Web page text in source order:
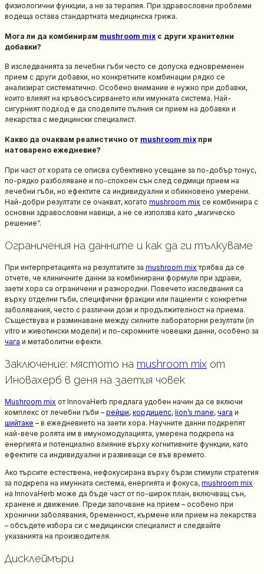
физиологични функции, а не за терапия. При здравословни проблеми
водеща остава стандартната медицинска грижа.
Мога ли да комбинирам mushroom mix с други хранителни
добавки?
В изследванията за лечебни гъби често се допуска едновременен
прием с други добавки, но конкретните комбинации рядко се
анализират систематично. Особено внимание е нужно при добавки,
които влияят на кръвосъсирването или имунната система. Най-
сигурният подход е да споделите пълния си прием на добавки и
лекарства с медицински специалист.
Какво да очаквам реалистично от mushroom mix при
натоварено ежедневие?
При част от хората се описва субективно усещане за по-добър тонус,
по-рядко разболяване и по-спокоен сън след седмици прием на
лечебни гъби, но ефектите са индивидуални и обикновено умерени.
Най-добри резултати се очакват, когато mushroom mix се комбинира с
основни здравословни навици, а не се използва като „магическо
решение“.
Ограничения на данните и как да ги тълкуваме
При интерпретацията на резултатите за mushroom mix трябва да се
отчете, че клиничните данни за комбинирани формули при здрави,
заети хора са ограничени и разнородни. Повечето изследвания са
върху отделни гъби, специфични фракции или пациенти с конкретни
заболявания, често с различни дози и продължителност на приема.
Съществува и разминаване между силните лабораторни резултати (in
vitro и животински модели) и по-скромните човешки данни, особено за
чага и метаболитни ефекти.
Заключение: мястото на mushroom mix от
Иновахерб в деня на заетия човек
Mushroom mix от InnovaHerb предлага удобен начин да се включи
комплекс от лечебни гъби – рейши, кордицепс, lion’s mane, чага и
шийтаке – в ежедневието на заети хора. Научните данни подкрепят
най-вече ролята им в имуномодулацията, умерена подкрепа на
енергията и потенциално влияние върху когнитивните функции, като
ефектите са индивидуални и развиващи се във времето.
Ако търсите естествена, нефокусирана върху бързи стимули стратегия
за подкрепа на имунната система, енергията и фокуса, mushroom mix
на InnovaHerb може да бъде част от по-широк план, включващ сън,
хранене и движение. Преди започване на прием – особено при
хронични заболявания, бременност, кърмене или прием на лекарства
– обсъдете избора си с медицински специалист и следвайте
указанията на производителя.
Дисклеймъри